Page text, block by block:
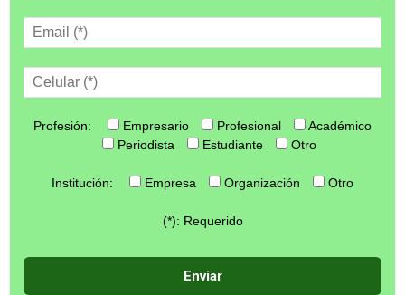
Profesión: Empresario Profesional
Académico
Periodista
Estudiante Otro
Institución: Empresa Organización Otro
(*): Requerido